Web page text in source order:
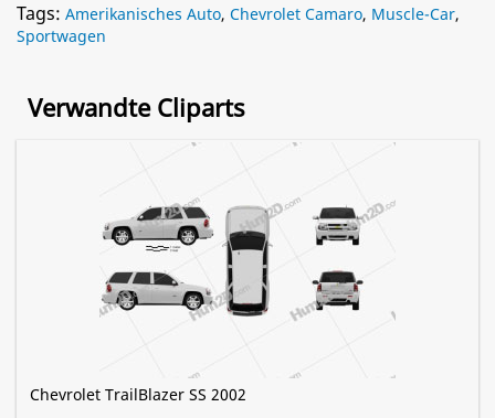
Tags: Amerikanisches Auto, Chevrolet Camaro, Muscle-Car,
Sportwagen
Verwandte Cliparts
Chevrolet TrailBlazer SS 2002